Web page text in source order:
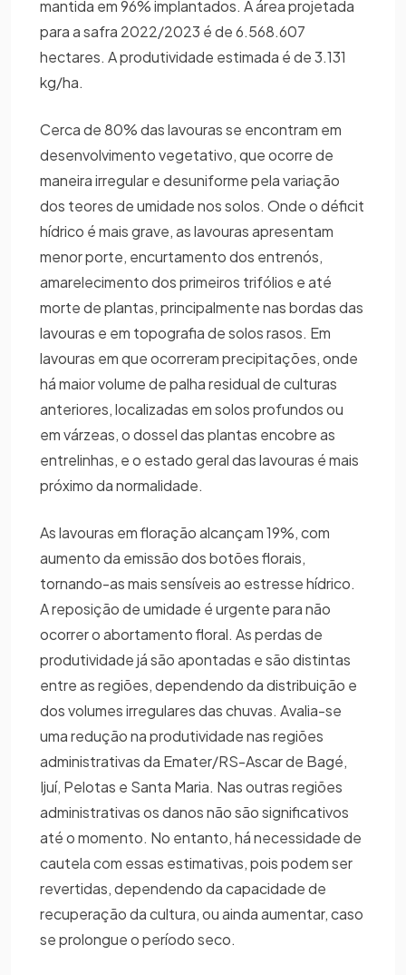
mantida em 96% implantados. A área projetada
para a safra 2022/2023 é de 6.568.607
hectares. A produtividade estimada é de 3.131
kg/ha.
Cerca de 80% das lavouras se encontram em
desenvolvimento vegetativo, que ocorre de
maneira irregular e desuniforme pela variação
dos teores de umidade nos solos. Onde o déficit
hídrico é mais grave, as lavouras apresentam
menor porte, encurtamento dos entrenós,
amarelecimento dos primeiros trifólios e até
morte de plantas, principalmente nas bordas das
lavouras e em topografia de solos rasos. Em
lavouras em que ocorreram precipitações, onde
há maior volume de palha residual de culturas
anteriores, localizadas em solos profundos ou
em várzeas, o dossel das plantas encobre as
entrelinhas, e o estado geral das lavouras é mais
próximo da normalidade.
As lavouras em floração alcançam 19%, com
aumento da emissão dos botões florais,
tornando-as mais sensíveis ao estresse hídrico.
A reposição de umidade é urgente para não
ocorrer o abortamento floral. As perdas de
produtividade já são apontadas e são distintas
entre as regiões, dependendo da distribuição e
dos volumes irregulares das chuvas. Avalia-se
uma redução na produtividade nas regiões
administrativas da Emater/RS-Ascar de Bagé,
Ijuí, Pelotas e Santa Maria. Nas outras regiões
administrativas os danos não são significativos
até o momento. No entanto, há necessidade de
cautela com essas estimativas, pois podem ser
revertidas, dependendo da capacidade de
recuperação da cultura, ou ainda aumentar, caso
se prolongue o período seco.